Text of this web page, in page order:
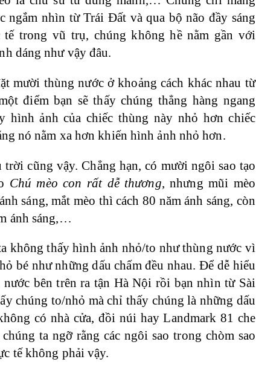
ngắm nhìn từ Trái Đất và qua bộ não đầy sáng
tế trong vũ trụ, chúng không hề nằm gần với
dáng như vậy đâu.
mười thùng nước ở khoảng cách khác nhau từ
điểm bạn sẽ thấy chúng thẳng hàng ngang
hình ảnh của chiếc thùng này nhỏ hơn chiếc
nó nằm xa hơn khiến hình ảnh nhỏ hơn.
trời cũng vậy. Chẳng hạn, có mười ngôi sao tạo
Chú mèo con rất dễ thương, nhưng mũi mèo
sáng, mắt mèo thì cách 80 năm ánh sáng, còn
ánh sáng,…
không thấy hình ảnh nhỏ/to như thùng nước vì
bé như những dấu chấm đều nhau. Để dễ hiểu
bên trên ra tận Hà Nội rồi bạn nhìn từ Sài
chúng to/nhỏ mà chỉ thấy chúng là những dấu
có nhà cửa, đồi núi hay Landmark 81 che
ta ngỡ rằng các ngôi sao trong chòm sao
tế không phải vậy.